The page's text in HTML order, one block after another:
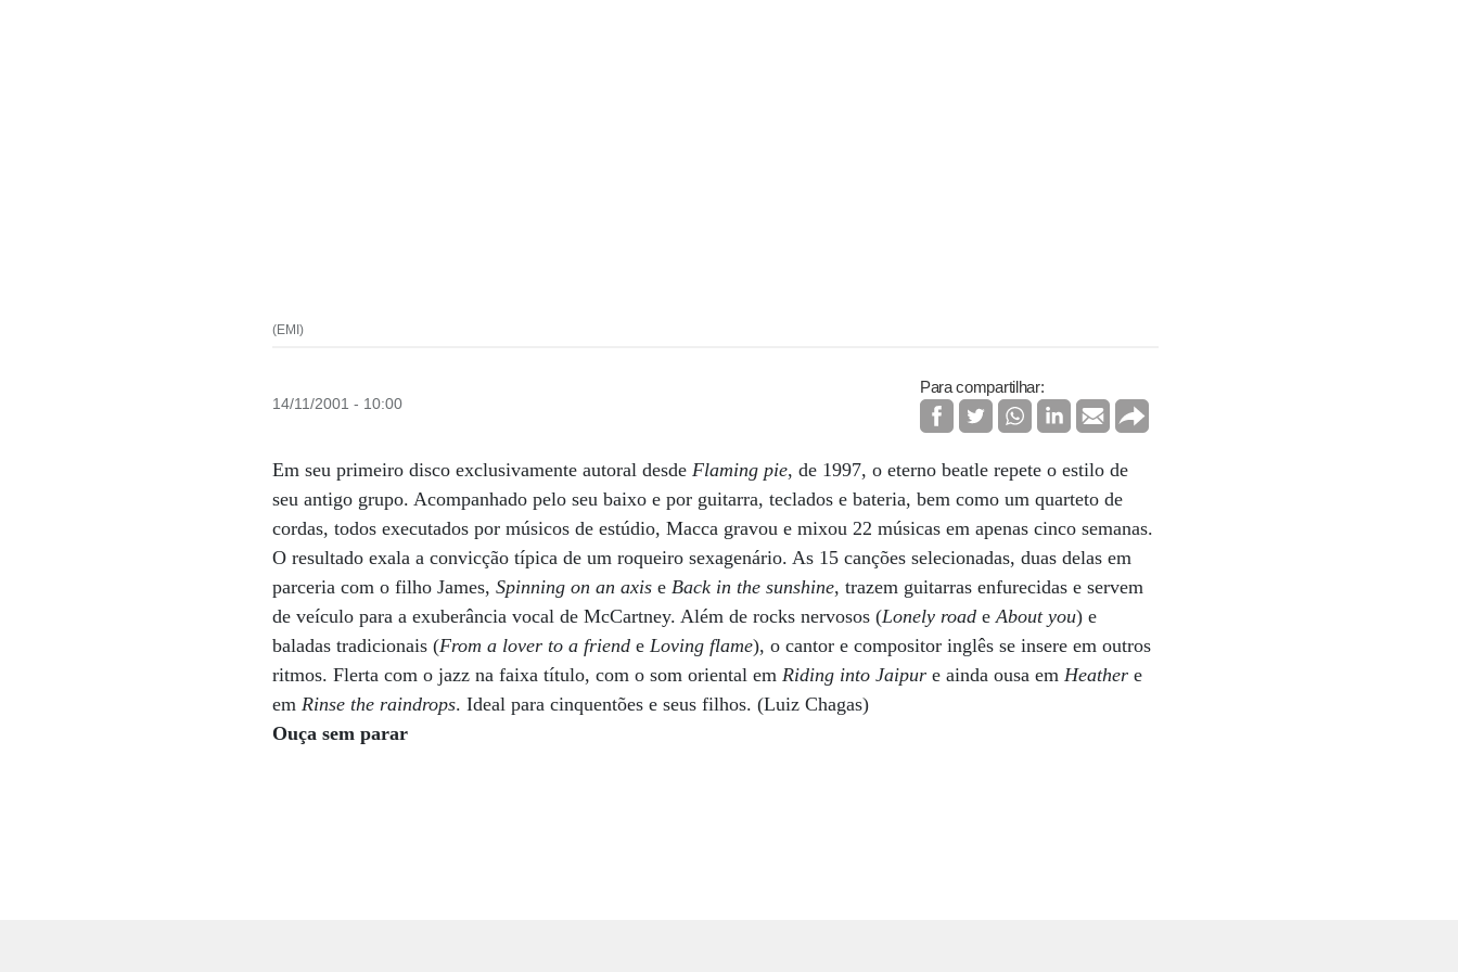
(EMI)
14/11/2001 - 10:00
Para compartilhar:
Em seu primeiro disco exclusivamente autoral desdeFlaming pie, de 1997, o eterno beatle repete o estilo de
seu antigo grupo. Acompanhado pelo seu baixo e por guitarra, teclados e bateria, bem como um quarteto de
cordas, todos executados por músicos de estúdio, Macca gravou e mixou 22 músicas em apenas cinco semanas.
O resultado exala a convicção típica de um roqueiro sexagenário. As 15 canções selecionadas, duas delas em
parceria com o filho James,Spinning on an axiseBack in the sunshine, trazem guitarras enfurecidas e servem
de veículo para a exuberância vocal de McCartney. Além de rocks nervosos (Lonely road eAbout you) e
baladas tradicionais (From a lover to a friend eLoving flame), o cantor e compositor inglês se insere em outros
ritmos. Flerta com o jazz na faixa título, com o som oriental emRiding into Jaipure ainda ousa emHeathere
emRinse the raindrops. Ideal para cinquentões e seus filhos. (Luiz Chagas)
Ouça sem parar